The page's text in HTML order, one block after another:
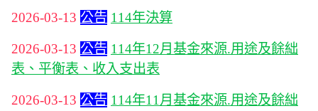
2026-03-13 公告 114年決算
2026-03-13 公告 114年12月基金來源.用途及餘絀
表、平衡表、收入支出表
2026-03-13 公告 114年11月基金來源.用途及餘絀